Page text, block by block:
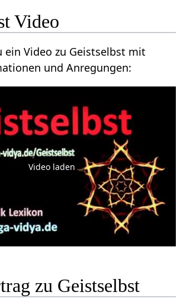
Video
ein Video zu Geistselbst mit
und Anregungen:
Video laden
zu Geistselbst